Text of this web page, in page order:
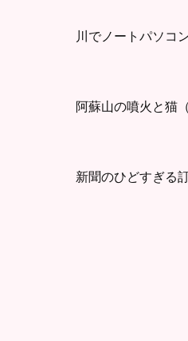
川でノートパソコ
阿蘇山の噴火と猫（
新聞のひどすぎる